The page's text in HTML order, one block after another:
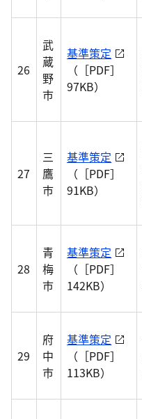
26
武
蔵
野
市
基準策定
（［PDF］
97KB）
27
三
鷹
市
基準策定
（［PDF］
91KB）
28
青
梅
市
基準策定
（［PDF］
142KB）
29
府
中
市
基準策定
（［PDF］
113KB）